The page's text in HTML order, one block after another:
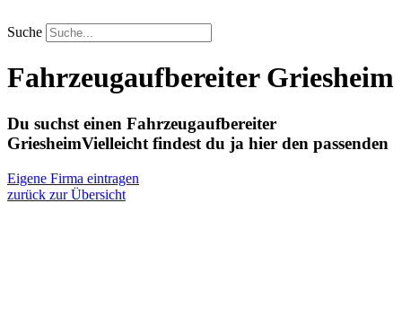
Inhalt
springen
Suche
Fahrzeugaufbereiter Griesheim
Du suchst einen Fahrzeugaufbereiter
GriesheimVielleicht findest du ja hier den passenden
Eigene Firma eintragen
zurück zur Übersicht